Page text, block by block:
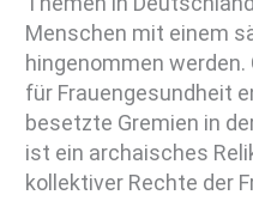
Menschen mit einem
hingenommen
für Frauengesundheit
besetzte Gremien in
ist ein archaisches
kollektiver Rechte der